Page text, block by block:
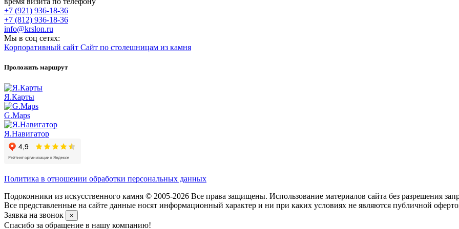
+7 (921) 936-18-36
+7 (812) 936-18-36
info@krslon.ru
Мы в соц сетях:
Корпоративный сайт Сайт по столешницам из камня
Проложить маршрут
Я.Карты
G.Maps
Я.Навигатор
Политика в отношении обработки персональных данных
Подоконники из искусственного камня © 2005-2026 Все права защищены. Использование материалов сайта без разрешения
Все представленные на сайте данные носят информационный характер и ни при каких условиях не являются публичной
Заявка на звонок
×
Спасибо за обращение в нашу компанию!